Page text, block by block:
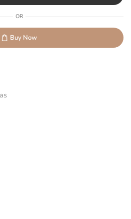
OR
Buy Now